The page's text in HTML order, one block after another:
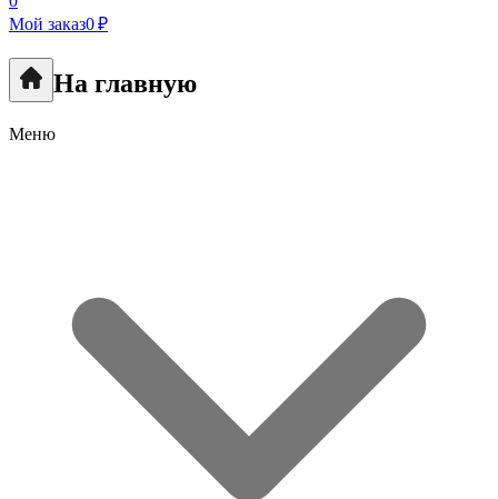
Мой заказ0 ₽
На главную
Меню